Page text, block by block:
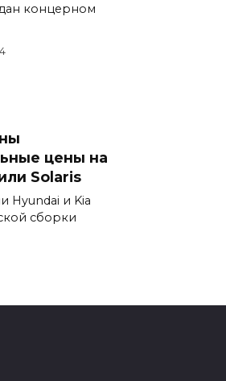
концерном
цены на
Solaris
Hyundai и Kia
сборки